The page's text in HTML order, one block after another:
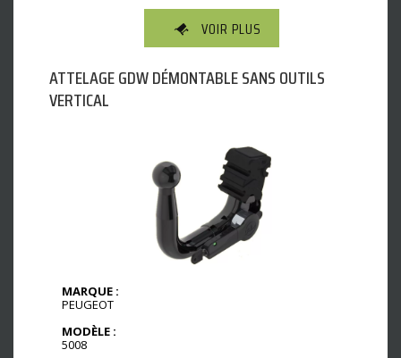
VOIR PLUS
ATTELAGE GDW DÉMONTABLE SANS OUTILS
VERTICAL
MARQUE :
PEUGEOT
MODÈLE :
5008